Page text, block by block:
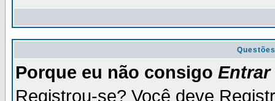
Porque eu não consigo Entrar
Registrou-se? Você deve